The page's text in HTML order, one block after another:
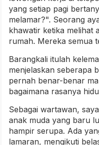
yang setiap pagi
melamar?". Seorang
khawatir ketika melihat
rumah. Mereka semua
Barangkali itulah
menjelaskan seberapa
pernah benar-benar
bagaimana rasanya
Sebagai wartawan,
anak muda yang baru
hampir serupa. Ada
lamaran, mengikuti